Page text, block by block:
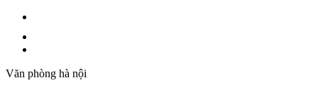
Văn phòng hà nội